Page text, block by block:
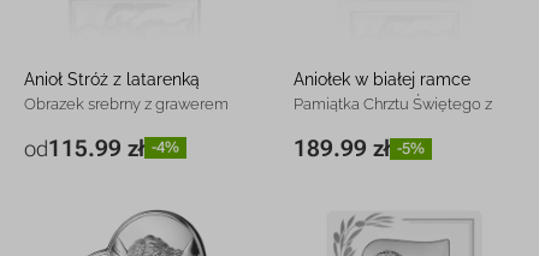
Anioł Stróż z latarenką
Obrazek srebrny z grawerem
od115.99 zł -4%
6 x 9 cm 115.99 zł
Aniołek w białej ramce
Pamiątka Chrztu Świętego z
189.99 zł -5%
11 x 15 cm 189.99 zł